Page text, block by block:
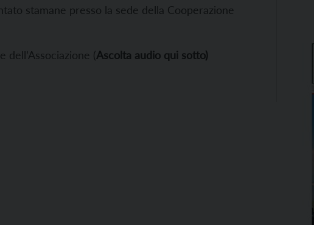
stamane presso la sede della Cooperazione
(Ascolta audio qui sotto)